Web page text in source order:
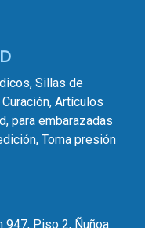
Sillas de
Artículos
para embarazadas
Toma presión
947, Piso 2, Ñuñoa